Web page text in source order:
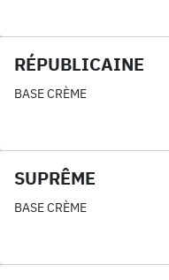
RÉPUBLICAINE
BASE CRÈME
SUPRÊME
BASE CRÈME